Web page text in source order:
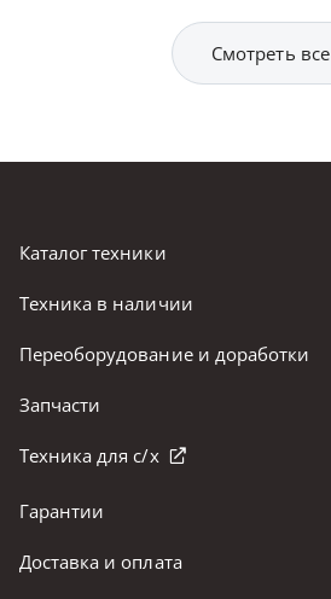
Смотреть все
Каталог техники
Техника в наличии
Переоборудование и доработки
Запчасти
Техника для с/х
Гарантии
Доставка и оплата